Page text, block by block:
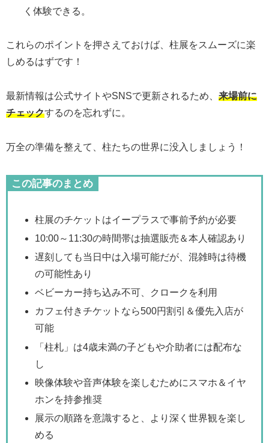
く体験できる。
これらのポイントを押さえておけば、柱展をスムーズに楽
しめるはずです！
最新情報は公式サイトやSNSで更新されるため、 来場前に
チェックするのを忘れずに。
万全の準備を整えて、柱たちの世界に没入しましょう！
この記事のまとめ
柱展のチケットはイープラスで事前予約が必要
10:00～11:30の時間帯は抽選販売＆本人確認あり
遅刻しても当日中は入場可能だが、混雑時は待機
の可能性あり
ベビーカー持ち込み不可、クロークを利用
カフェ付きチケットなら500円割引＆優先入店が
可能
「柱札」は4歳未満の子どもや介助者には配布な
し
映像体験や音声体験を楽しむためにスマホ＆イヤ
ホンを持参推奨
展示の順路を意識すると、より深く世界観を楽し
める